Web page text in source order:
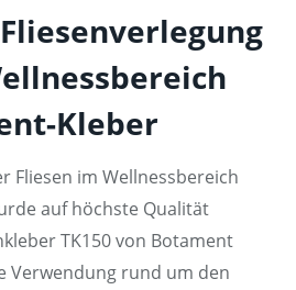
Kleber
Fliesen im Wellnessbereich
auf höchste Qualität
TK150 von Botament
Verwendung rund um den